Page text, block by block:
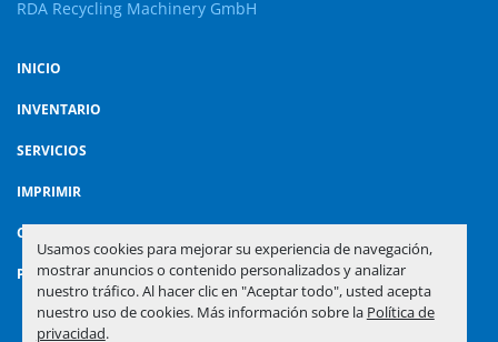
Usamos cookies para mejorar su experiencia de navegación,
mostrar anuncios o contenido personalizados y analizar
nuestro tráfico. Al hacer clic en "Aceptar todo", usted acepta
nuestro uso de cookies. Más información sobre la Política de
privacidad.
RDA Recycling Machinery GmbH
INICIO
INVENTARIO
SERVICIOS
IMPRIMIR
CONTACTO
POLÍTICA DE PRIVACIDAD